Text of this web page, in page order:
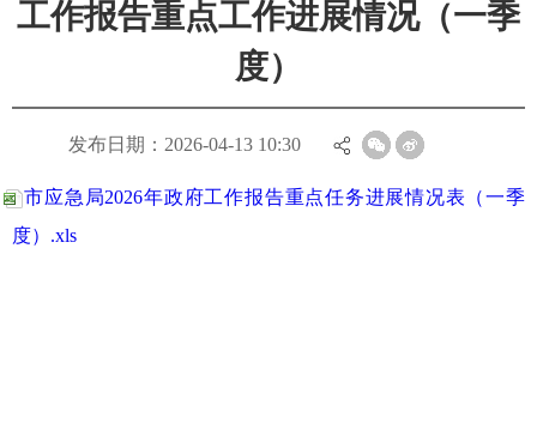
工作报告重点工作进展情况（一季
度）
发布日期：2026-04-13 10:30
市应急局2026年政府工作报告重点任务进展情况表（一季
度）.xls